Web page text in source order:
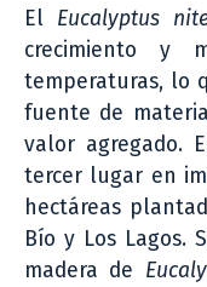
El Eucalyptus
crecimiento y
temperaturas, lo
fuente de
valor agregado.
tercer lugar en
hectáreas
Bío y Los Lagos.
madera de